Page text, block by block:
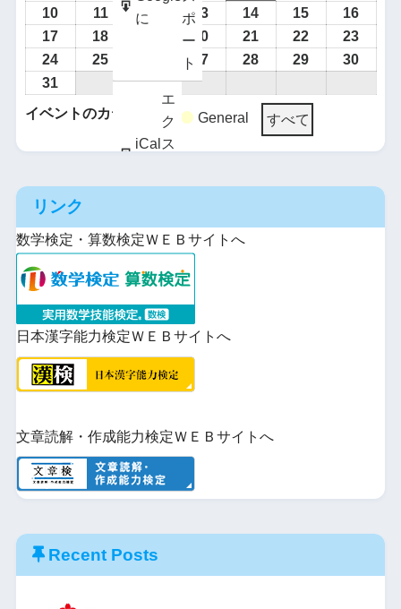
に
ポ
ー
ト
iCal
エ
ク
ス
ー
10
11 12 13 14 15
16
17
18 20 21 22
23
24
25 27 28 29
30
31
イベントのカテゴリー
General すべて
読
iCal購
リンク
数学検定・算数検定ＷＥＢサイトへ
日本漢字能力検定ＷＥＢサイトへ
文章読解・作成能力検定ＷＥＢサイトへ
Recent Posts